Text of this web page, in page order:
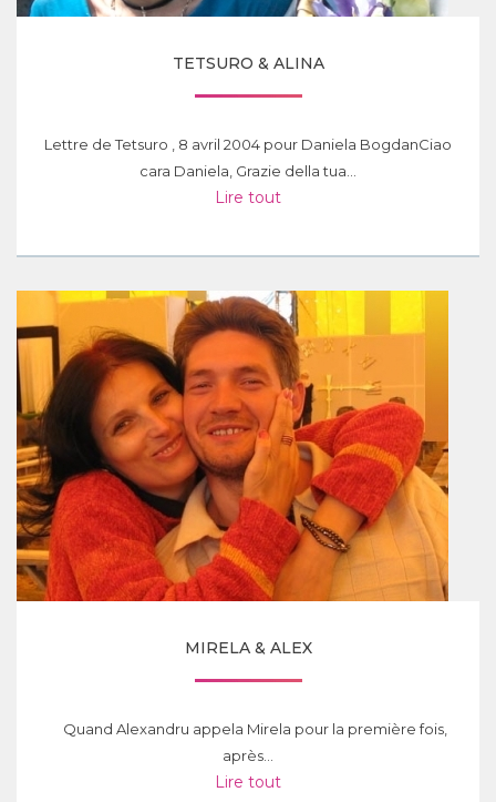
TETSURO & ALINA
Lettre de Tetsuro , 8 avril 2004 pour Daniela BogdanCiao
cara Daniela, Grazie della tua...
Lire tout
MIRELA & ALEX
Quand Alexandru appela Mirela pour la première fois,
après...
Lire tout